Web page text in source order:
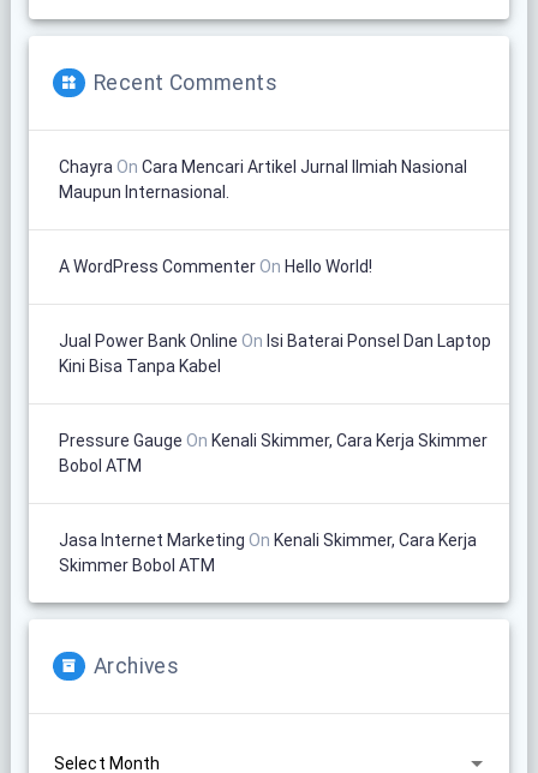
Recent Comments
Chayra On Cara Mencari Artikel Jurnal Ilmiah Nasional
Maupun Internasional.
A WordPress CommenterOn Hello World!
Jual Power Bank Online On Isi Baterai Ponsel Dan Laptop
Kini Bisa Tanpa Kabel
Pressure Gauge On Kenali Skimmer, Cara Kerja Skimmer
Bobol ATM
Jasa Internet Marketing On Kenali Skimmer, Cara Kerja
Skimmer Bobol ATM
Archives